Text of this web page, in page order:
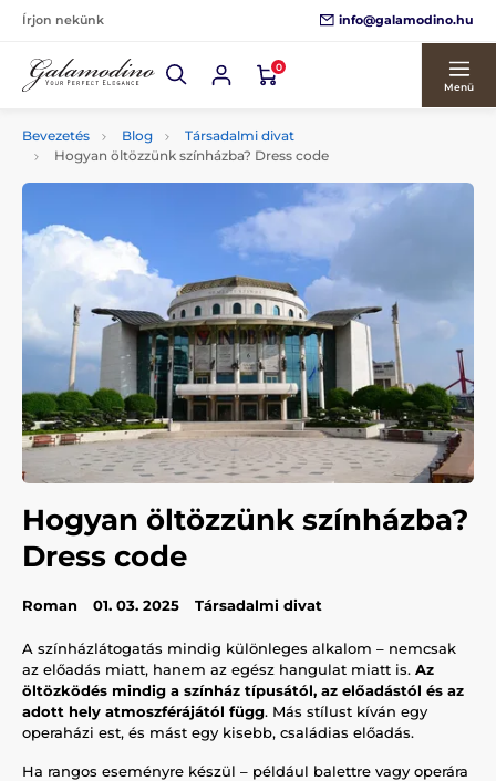
Írjon nekünk info@galamodino.hu
0
Menü
Bevezetés Blog
Társadalmi divat
Hogyan öltözzünk színházba? Dress code
Hogyan öltözzünk színházba?
Dress code
Roman 01. 03. 2025 Társadalmi divat
A színházlátogatás mindig különleges alkalom – nemcsak
az előadás miatt, hanem az egész hangulat miatt is. Az
öltözködés mindig a színház típusától, az előadástól és az
adott hely atmoszférájától függ. Más stílust kíván egy
operaházi est, és mást egy kisebb, családias előadás.
Ha rangos eseményre készül – például balettre vagy operára